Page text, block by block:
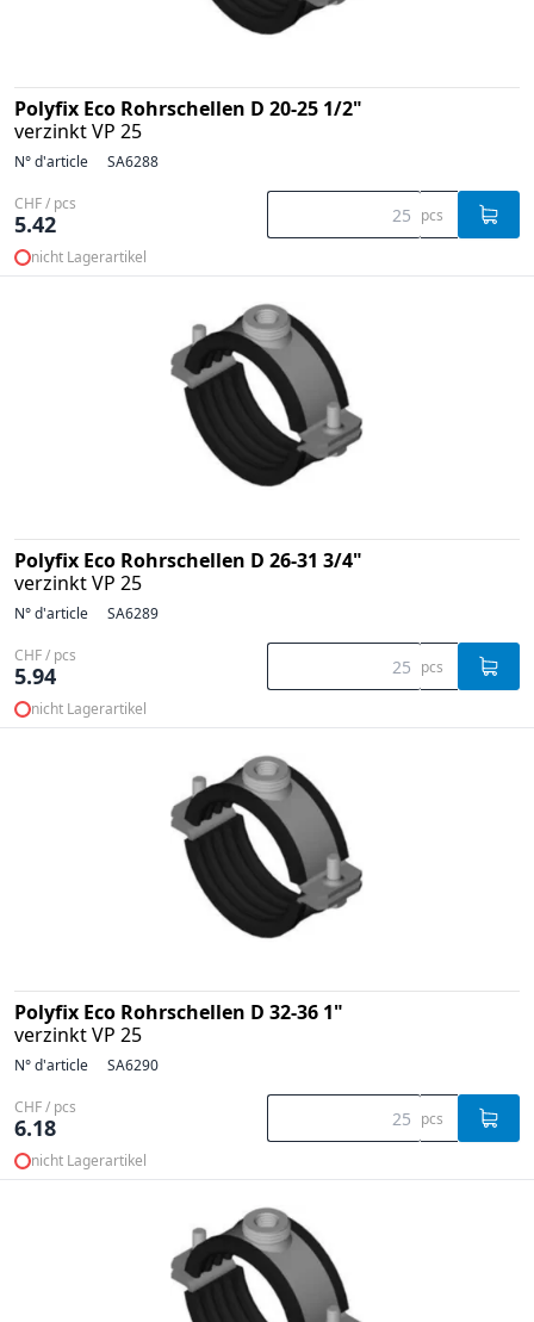
Polyfix Eco Rohrschellen D 20-25 1/2"
verzinkt VP 25
N° d'article SA6288
CHF / pcs
5.42 pcs
nicht Lagerartikel
Polyfix Eco Rohrschellen D 26-31 3/4"
verzinkt VP 25
N° d'article SA6289
CHF / pcs
5.94 pcs
nicht Lagerartikel
Polyfix Eco Rohrschellen D 32-36 1"
verzinkt VP 25
N° d'article SA6290
CHF / pcs
6.18 pcs
nicht Lagerartikel